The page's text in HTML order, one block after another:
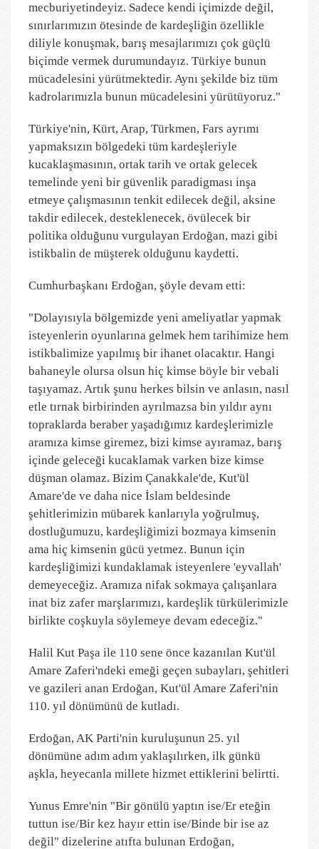
mecburiyetindeyiz. Sadece kendi içimizde değil,
sınırlarımızın ötesinde de kardeşliğin özellikle
diliyle konuşmak, barış mesajlarımızı çok güçlü
biçimde vermek durumundayız. Türkiye bunun
mücadelesini yürütmektedir. Aynı şekilde biz tüm
kadrolarımızla bunun mücadelesini yürütüyoruz."
Türkiye'nin, Kürt, Arap, Türkmen, Fars ayrımı
yapmaksızın bölgedeki tüm kardeşleriyle
kucaklaşmasının, ortak tarih ve ortak gelecek
temelinde yeni bir güvenlik paradigması inşa
etmeye çalışmasının tenkit edilecek değil, aksine
takdir edilecek, desteklenecek, övülecek bir
politika olduğunu vurgulayan Erdoğan, mazi gibi
istikbalin de müşterek olduğunu kaydetti.
Cumhurbaşkanı Erdoğan, şöyle devam etti:
"Dolayısıyla bölgemizde yeni ameliyatlar yapmak
isteyenlerin oyunlarına gelmek hem tarihimize hem
istikbalimize yapılmış bir ihanet olacaktır. Hangi
bahaneyle olursa olsun hiç kimse böyle bir vebali
taşıyamaz. Artık şunu herkes bilsin ve anlasın, nasıl
etle tırnak birbirinden ayrılmazsa bin yıldır aynı
topraklarda beraber yaşadığımız kardeşlerimizle
aramıza kimse giremez, bizi kimse ayıramaz, barış
içinde geleceği kucaklamak varken bize kimse
düşman olamaz. Bizim Çanakkale'de, Kut'ül
Amare'de ve daha nice İslam beldesinde
şehitlerimizin mübarek kanlarıyla yoğrulmuş,
dostluğumuzu, kardeşliğimizi bozmaya kimsenin
ama hiç kimsenin gücü yetmez. Bunun için
kardeşliğimizi kundaklamak isteyenlere 'eyvallah'
demeyeceğiz. Aramıza nifak sokmaya çalışanlara
inat biz zafer marşlarımızı, kardeşlik türkülerimizle
birlikte coşkuyla söylemeye devam edeceğiz."
Halil Kut Paşa ile 110 sene önce kazanılan Kut'ül
Amare Zaferi'ndeki emeği geçen subayları, şehitleri
ve gazileri anan Erdoğan, Kut'ül Amare Zaferi'nin
110. yıl dönümünü de kutladı.
Erdoğan, AK Parti'nin kuruluşunun 25. yıl
dönümüne adım adım yaklaşılırken, ilk günkü
aşkla, heyecanla millete hizmet ettiklerini belirtti.
Yunus Emre'nin "Bir gönülü yaptın ise/Er eteğin
tuttun ise/Bir kez hayır ettin ise/Binde bir ise az
değil" dizelerine atıfta bulunan Erdoğan,